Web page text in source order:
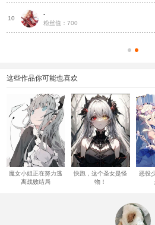
10
-
粉丝值：700
这些作品你可能也喜欢
魔女小姐正在努力逃
离战败结局
快跑，这个圣女是怪
物！
恶役